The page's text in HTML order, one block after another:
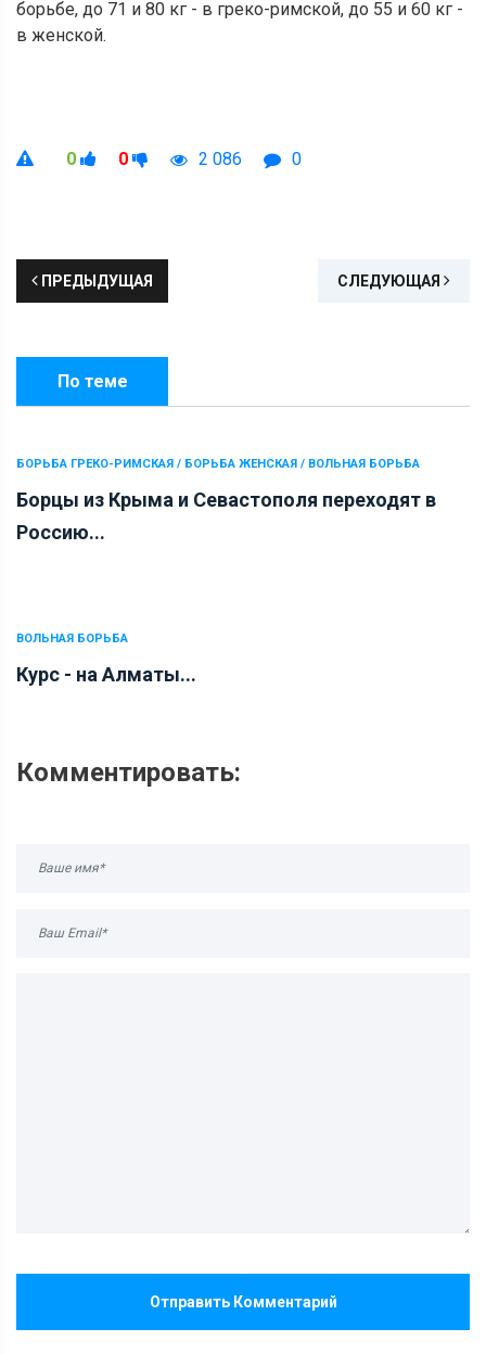
борьбе, до 71 и 80 кг - в греко-римской, до 55 и 60 кг -
в женской.
0 0 2 086 0
ПРЕДЫДУЩАЯ СЛЕДУЮЩАЯ
По теме
БОРЬБА ГРЕКО-РИМСКАЯ / БОРЬБА ЖЕНСКАЯ / ВОЛЬНАЯ БОРЬБА
Борцы из Крыма и Севастополя переходят в
Россию...
ВОЛЬНАЯ БОРЬБА
Курс - на Алматы...
Комментировать:
Отправить Комментарий